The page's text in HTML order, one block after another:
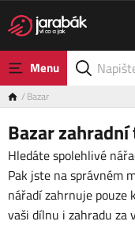
Menu
Bazar
Bazar
Hledáte spolehlivé
Pak jste na správném
nářadízahrnuje pouze
vaši dílnu i zahradu za